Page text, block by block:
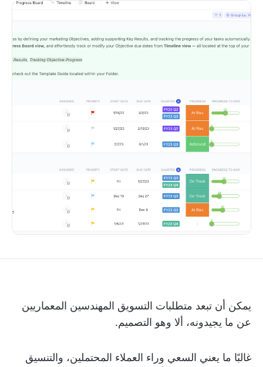
يمكن أن تبعد متطلبات التسويق المهندسين المعماريين
عن ما يجيدونه، ألا وهو التصميم.
غالبًا ما يعني السعي وراء العملاء المحتملين، والتنسيق